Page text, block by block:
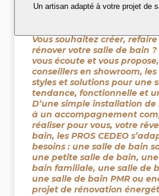
Un artisan adapté à votre projet de
Vous souhaitez créer,
rénover votre salle de bain
vous écoute et vous
conseillers en showroom,
styles et solutions pour une
tendance, fonctionnelle et
D’une simple installation de
à un accompagnement
réaliser pour vous, votre
bain, les PROS CEDEO
besoins : une salle de bain
une petite salle de bain,
bain familiale, une salle de
une salle de bain PMR ou
projet de rénovation